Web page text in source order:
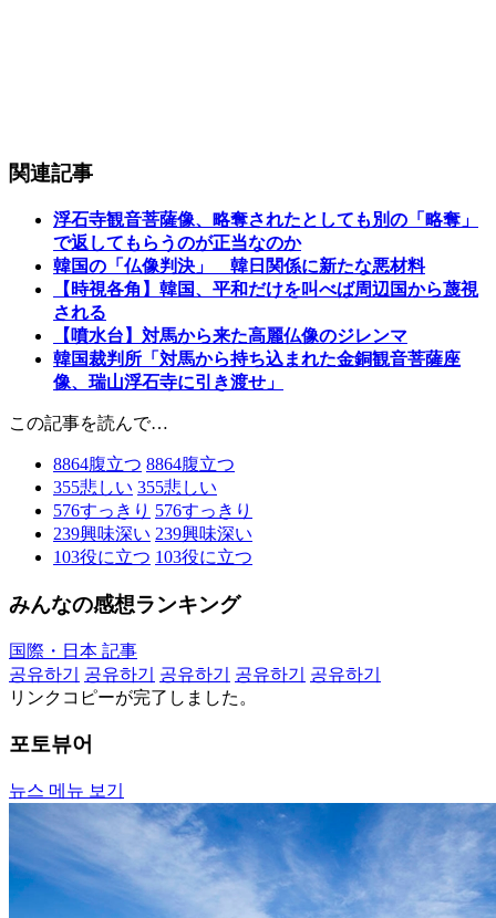
関連記事
浮石寺観音菩薩像、略奪されたとしても別の「略奪」
で返してもらうのが正当なのか
韓国の「仏像判決」 韓日関係に新たな悪材料
【時視各角】韓国、平和だけを叫べば周辺国から蔑視
される
【噴水台】対馬から来た高麗仏像のジレンマ
韓国裁判所「対馬から持ち込まれた金銅観音菩薩座
像、瑞山浮石寺に引き渡せ」
この記事を読んで…
8864腹立つ 8864腹立つ
355悲しい 355悲しい
576すっきり 576すっきり
239興味深い 239興味深い
103役に立つ 103役に立つ
みんなの感想ランキング
国際・日本 記事
공유하기
공유하기 공유하기 공유하기
공유하기
リンクコピーが完了しました。
포토뷰어
뉴스 메뉴 보기